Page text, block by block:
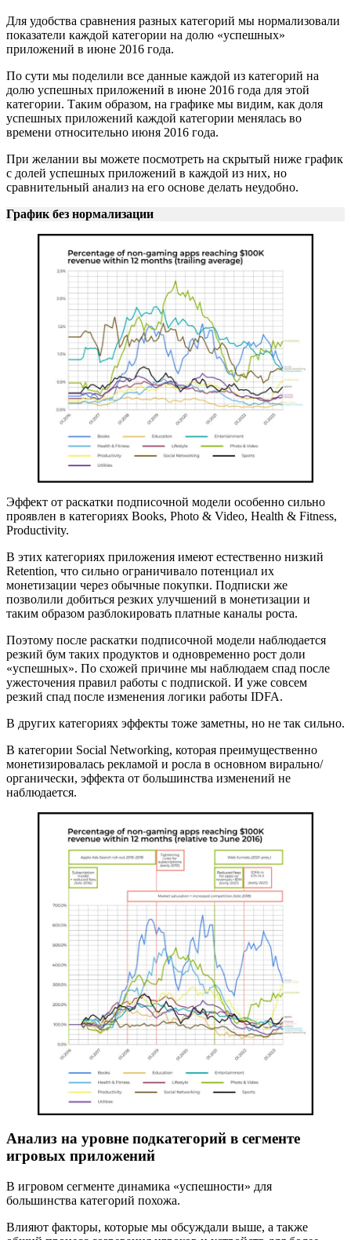
Для удобства сравнения разных категорий мы нормализовали
показатели каждой категории на долю «успешных»
приложений в июне 2016 года.
По сути мы поделили все данные каждой из категорий на
долю успешных приложений в июне 2016 года для этой
категории. Таким образом, на графике мы видим, как доля
успешных приложений каждой категории менялась во
времени относительно июня 2016 года.
При желании вы можете посмотреть на скрытый ниже график
с долей успешных приложений в каждой из них, но
сравнительный анализ на его основе делать неудобно.
График без нормализации
Эффект от раскатки подписочной модели особенно сильно
проявлен в категориях Books, Photo & Video, Health & Fitness,
Productivity.
В этих категориях приложения имеют естественно низкий
Retention, что сильно ограничивало потенциал их
монетизации через обычные покупки. Подписки же
позволили добиться резких улучшений в монетизации и
таким образом разблокировать платные каналы роста.
Поэтому после раскатки подписочной модели наблюдается
резкий бум таких продуктов и одновременно рост доли
«успешных». По схожей причине мы наблюдаем спад после
ужесточения правил работы с подпиской. И уже совсем
резкий спад после изменения логики работы IDFA.
В других категориях эффекты тоже заметны, но не так сильно.
В категории Social Networking, которая преимущественно
монетизировалась рекламой и росла в основном вирально/
органически, эффекта от большинства изменений не
наблюдается.
Анализ на уровне подкатегорий в сегменте
игровых приложений
В игровом сегменте динамика «успешности» для
большинства категорий похожа.
Влияют факторы, которые мы обсуждали выше, а также